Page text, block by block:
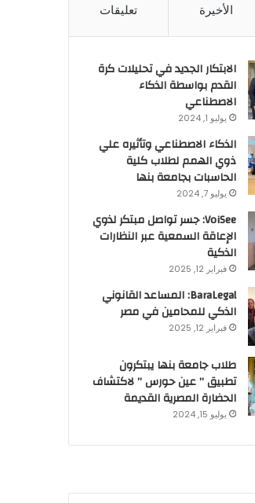
الأخيرة تعليقات
الابتكار الجديد في تحليلات كرة
القدم بواسطة الذكاء
الاصطناعي
يوليو 1, 2024
الذكاء الاصطناعي وتأثيره علي
ذوي الهمم لطلاب كلية
الحاسبات بجامعة بنها
يوليو 7, 2024
VoiSee: جسر تواصل مبتكر لذوي
الإعاقة السمعية عبر النظارات
الذكية
فبراير 12, 2025
BaraLegal: المساعد القانوني
الذكي للمحامين في مصر
فبراير 12, 2025
طلاب جامعة بنها يبتكرون
تطبيق ” عين حورس ” لاكتشاف
الحضارة المصرية القديمة
يوليو 15, 2024